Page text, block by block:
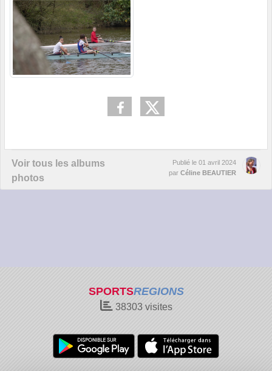
Voir tous les albums
photos
Publié le 01 avril 2024
par Céline BEAUTIER
SPORTSREGIONS
38303visites